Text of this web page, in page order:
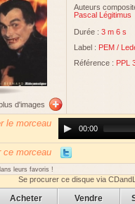
d'images
Auteurs
Pascal Légitimus
Durée : 3 m 6 s
Label : PEM /
Référence : PPL
le morceau
Player00:00
ce morceau
leurs favoris !
Se procurer ce disque via
Acheter Vendre